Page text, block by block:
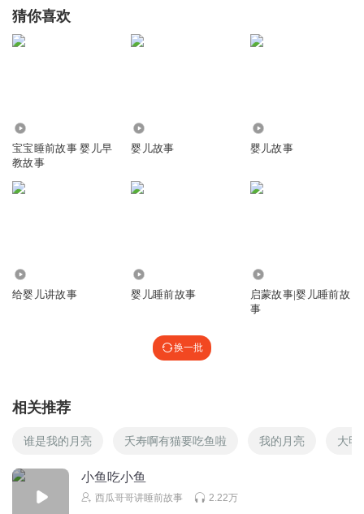
回复
听友199104737 回复 @1883293icaw
很不错哦，孩子喜欢听
回复
受苦受难看
难看来我们家玩了我女儿幼儿园也不生气人呢吗丁啉）
猜你喜欢
宝宝睡前故事 婴儿早
教故事
婴儿故事 婴儿故事
给婴儿讲故事 婴儿睡前故事
启蒙故事|婴儿睡前故
事
换一批
相关推荐
谁是我的月亮 夭寿啊有猫要吃鱼啦 我的月亮 大明
小鱼吃小鱼
西瓜哥哥讲睡前故事 2.22万